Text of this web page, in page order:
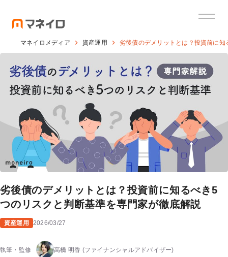
マネイロメディア 資産運用 劣後債のデメリットとは？投資前に
劣後債のデメリットとは？投資前に知るべき5
つのリスクと判断基準を専門家が徹底解説
資産運用 2026/03/27
執筆・監修 高橋 明香 (ファイナンシャルアドバイザー)